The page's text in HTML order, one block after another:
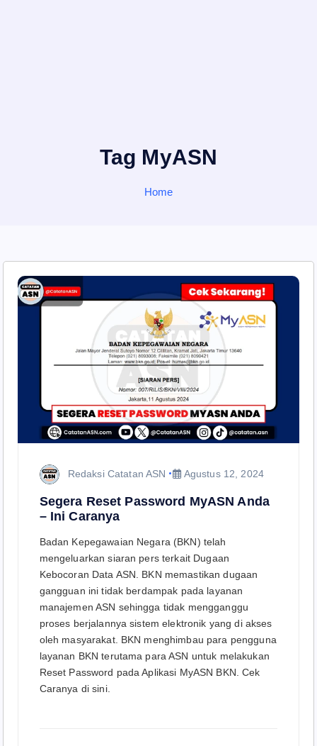
Tag MyASN
Home
Redaksi Catatan ASN Agustus 12, 2024
Segera Reset Password MyASN Anda
– Ini Caranya
Badan Kepegawaian Negara (BKN) telah
mengeluarkan siaran pers terkait Dugaan
Kebocoran Data ASN. BKN memastikan dugaan
gangguan ini tidak berdampak pada layanan
manajemen ASN sehingga tidak mengganggu
proses berjalannya sistem elektronik yang di akses
oleh masyarakat. BKN menghimbau para pengguna
layanan BKN terutama para ASN untuk melakukan
Reset Password pada Aplikasi MyASN BKN. Cek
Caranya di sini.